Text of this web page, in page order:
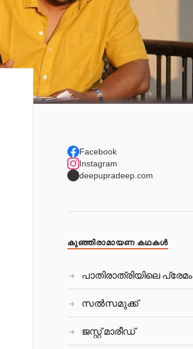
Facebook
Instagram
deepupradeep.com
കുഞ്ഞിരാമായണ കഥകള്‍
പാതിരാത്രിയിലെ പ്രേമം
സല്‍സമുക്ക്
ജസ്റ്റ് മാരീഡ്